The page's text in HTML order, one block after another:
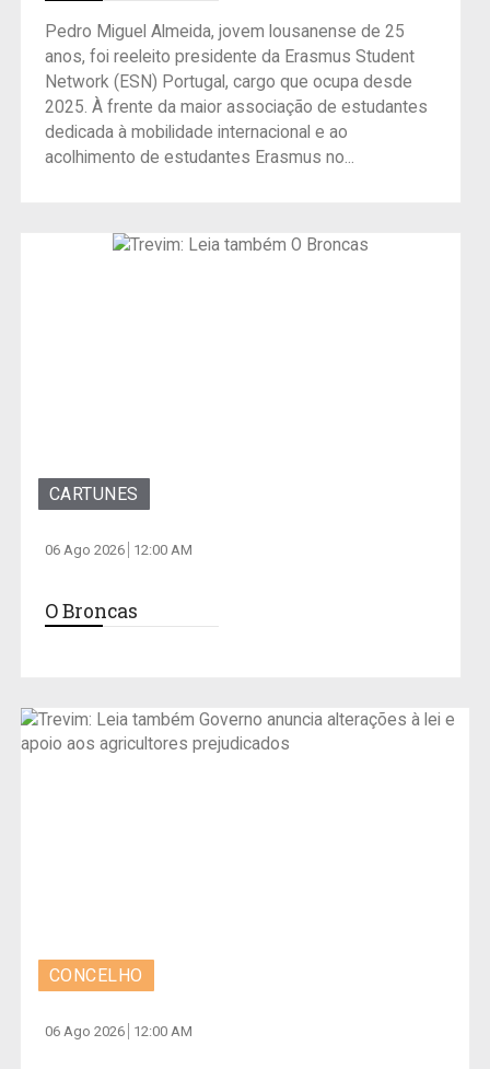
Pedro Miguel Almeida, jovem lousanense de 25
anos, foi reeleito presidente da Erasmus Student
Network (ESN) Portugal, cargo que ocupa desde
2025. À frente da maior associação de estudantes
dedicada à mobilidade internacional e ao
acolhimento de estudantes Erasmus no...
CARTUNES
06 Ago 2026 12:00 AM
O Broncas
CONCELHO
06 Ago 2026 12:00 AM